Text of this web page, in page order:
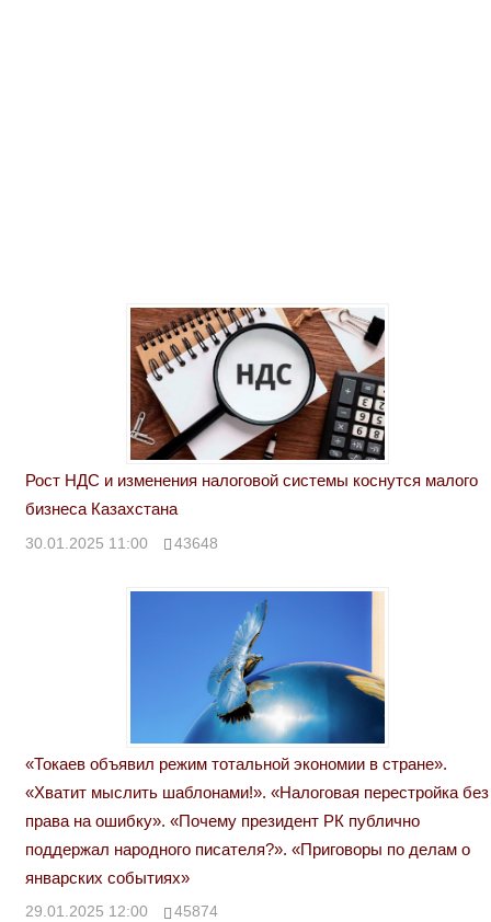
Рост НДС и изменения налоговой системы коснутся малого
бизнеса Казахстана
30.01.2025 11:00 43648
«Токаев объявил режим тотальной экономии в стране».
«Хватит мыслить шаблонами!». «Налоговая перестройка без
права на ошибку». «Почему президент РК публично
поддержал народного писателя?». «Приговоры по делам о
январских событиях»
29.01.2025 12:00 45874